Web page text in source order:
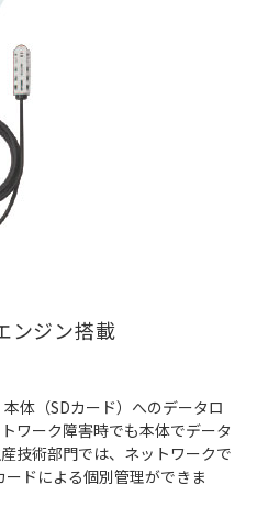
ンジン搭載
体（SDカード）へのデータロ
ワーク障害時でも本体でデータ
技術部門では、ネットワークで
ドによる個別管理ができま